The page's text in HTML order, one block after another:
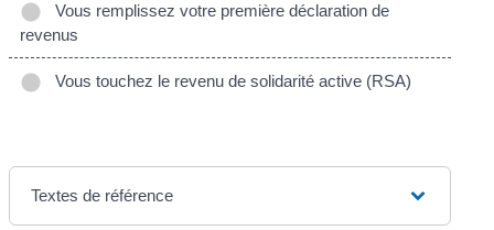
Vous remplissez votre première déclaration de
revenus
Vous touchez le revenu de solidarité active (RSA)
Textes de référence